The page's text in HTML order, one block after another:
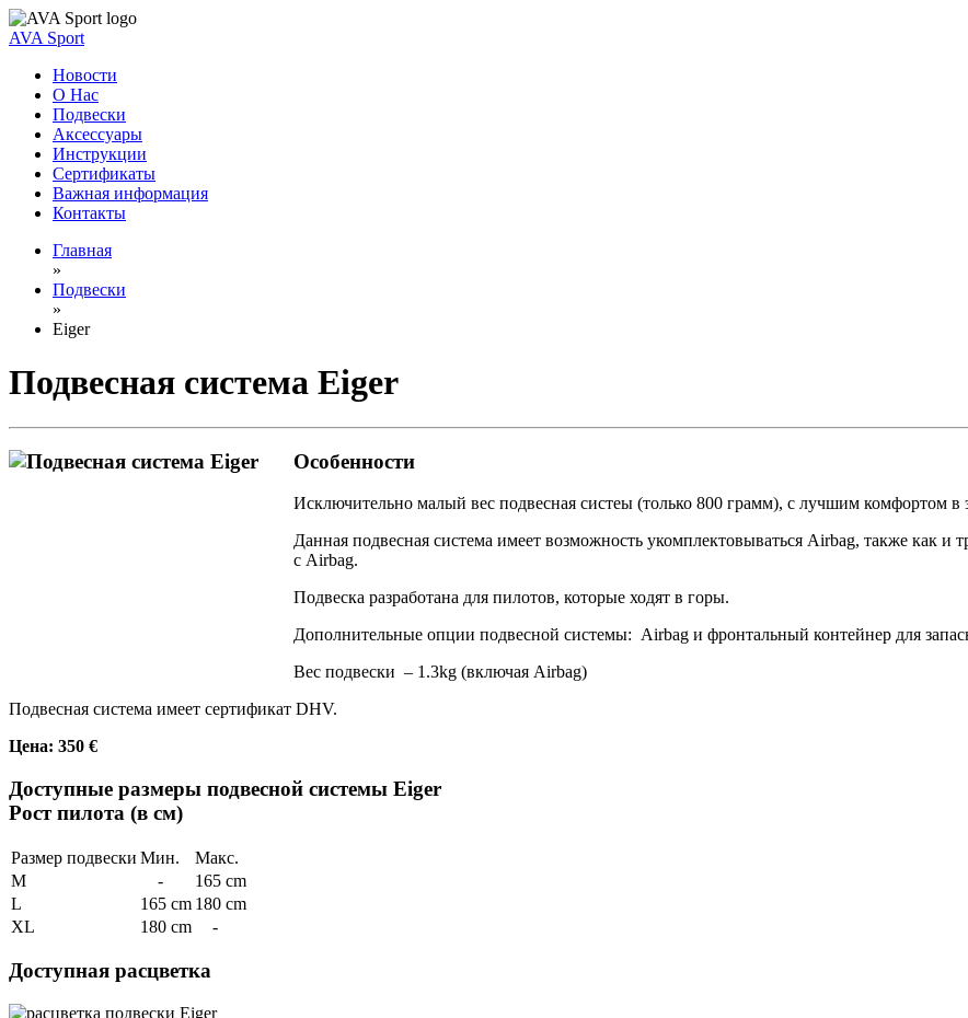
AVA Sport
Новости
О Нас
Подвески
Аксессуары
Инструкции
Сертификаты
Важная информация
Контакты
Главная
»
Подвески
»
Eiger
Подвесная система Eiger
Особенности
Исключительно малый вес подвесная систеы (только 800 грамм), с лучшим комфортом в
Данная подвесная система имеет возможность укомплектовываться Airbag, также как
с Airbag.
Подвеска разработана для пилотов, которые ходят в горы.
Дополнительные опции подвесной системы: Airbag и фронтальный контейнер для
Вес подвески – 1.3kg (включая Airbag)
Подвесная система имеет сертификат DHV.
Цена: 350 €
Доступные размеры подвесной системы Eiger
Рост пилота (в см)
Размер подвески Мин.
Макс.
M
-
165 cm
L
165 cm 180 cm
XL
180 cm -
Доступная расцветка